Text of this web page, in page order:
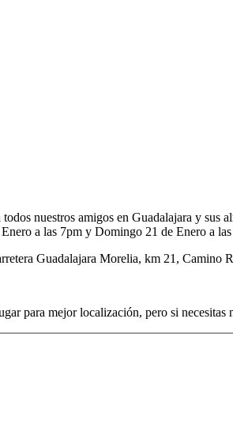
todos nuestros amigos en Guadalajara y
a las 7pm y Domingo 21 de Enero a las
Guadalajara Morelia, km 21,
para mejor localización, pero si necesitas